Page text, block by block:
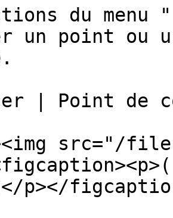
du menu
un point ou
| Point de
src="/files/
p></